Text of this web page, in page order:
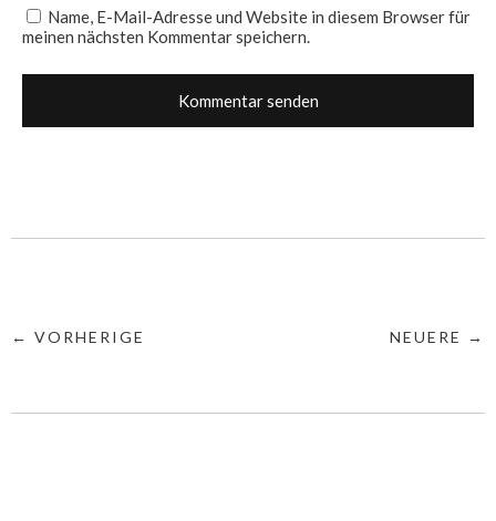
Name, E-Mail-Adresse und Website in diesem Browser für
meinen nächsten Kommentar speichern.
← VORHERIGE NEUERE →